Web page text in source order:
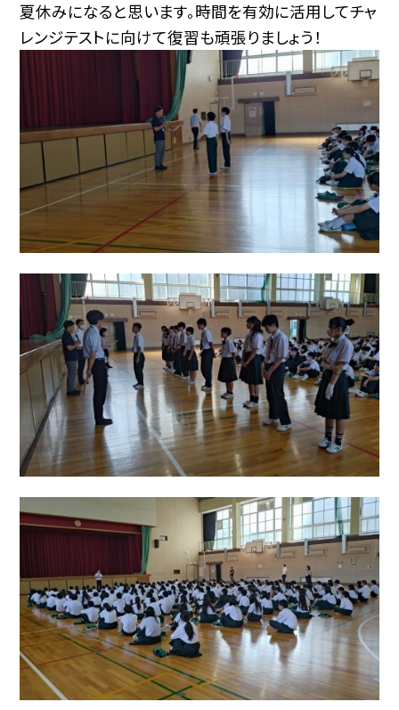
夏休みになると思います。時間を有効に活用してチャ
レンジテストに向けて復習も頑張りましょう！